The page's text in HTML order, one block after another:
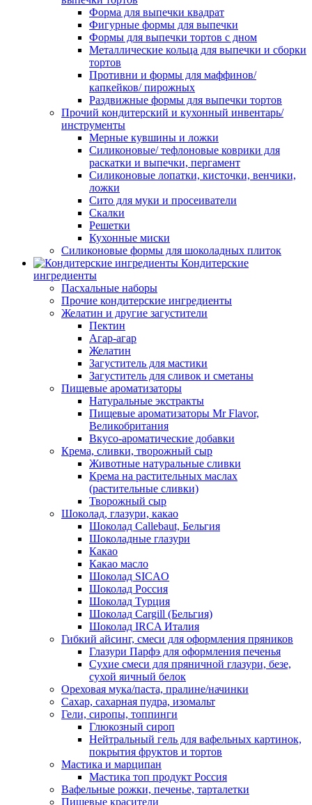
Форма для выпечки квадрат
Фигурные формы для выпечки
Формы для выпечки тортов с дном
Металлические кольца для выпечки и сборки
тортов
Противни и формы для маффинов/
капкейков/ пирожных
Раздвижные формы для выпечки тортов
Прочий кондитерский и кухонный инвентарь/
инструменты
Мерные кувшины и ложки
Силиконовые/ тефлоновые коврики для
раскатки и выпечки, пергамент
Силиконовые лопатки, кисточки, венчики,
ложки
Сито для муки и просеиватели
Скалки
Решетки
Кухонные миски
Силиконовые формы для шоколадных плиток
Кондитерские
ингредиенты
Пасхальные наборы
Прочие кондитерские ингредиенты
Желатин и другие загустители
Пектин
Агар-агар
Желатин
Загуститель для мастики
Загуститель для сливок и сметаны
Пищевые ароматизаторы
Натуральные экстракты
Пищевые ароматизаторы Mr Flavor,
Великобритания
Вкусо-ароматические добавки
Крема, сливки, творожный сыр
Животные натуральные сливки
Крема на растительных маслах
(растительные сливки)
Творожный сыр
Шоколад, глазури, какао
Шоколад Callebaut, Бельгия
Шоколадные глазури
Какао
Какао масло
Шоколад SICAO
Шоколад Россия
Шоколад Турция
Шоколад Cargill (Бельгия)
Шоколад IRCA Италия
Гибкий айсинг, смеси для оформления пряников
Глазури Парфэ для оформления печенья
Сухие смеси для пряничной глазури, безе,
сухой яичный белок
Ореховая мука/паста, пралине/начинки
Сахар, сахарная пудра, изомальт
Гели, сиропы, топпинги
Глюкозный сироп
Нейтральный гель для вафельных картинок,
покрытия фруктов и тортов
Мастика и марципан
Мастика топ продукт Россия
Вафельные рожки, печенье, тарталетки
Пищевые красители